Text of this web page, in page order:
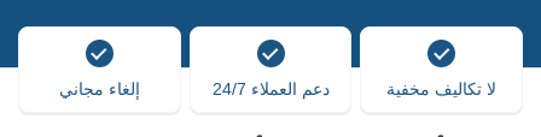
لا تكاليف مخفية دعم العملاء 24/7 إلغاء مجاني